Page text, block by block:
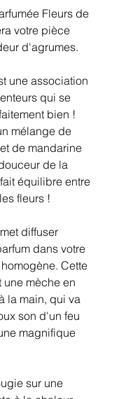
Fleurs de
votre pièce
d'agrumes.
une association
qui se
bien !
mélange de
de mandarine
de la
équilibre entre
fleurs !
diffuser
dans votre
Cette
mèche en
la main, qui va
son d'un feu
magnifique
sur une